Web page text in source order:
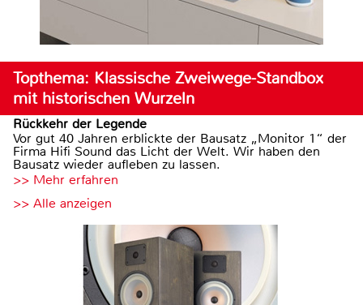
Topthema: Klassische Zweiwege-Standbox
mit historischen Wurzeln
Rückkehr der Legende
Vor gut 40 Jahren erblickte der Bausatz „Monitor 1“ der
Firma Hifi Sound das Licht der Welt. Wir haben den
Bausatz wieder aufleben zu lassen.
>> Mehr erfahren
>> Alle anzeigen